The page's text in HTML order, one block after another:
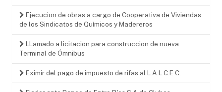
Ejecucion de obras a cargo de Cooperativa de Viviendas
de los Sindicatos de Químicos y Madereros
LLamado a licitacion para construccion de nueva
Terminal de Ómnibus
Eximir del pago de impuesto de rifas al L.A.L.C.E.C.